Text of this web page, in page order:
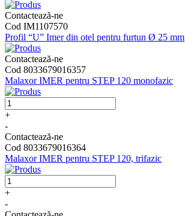
Contactează-ne
Cod IM1107570
Profil “U” Imer din otel pentru furtun Ø 25 mm
Contactează-ne
Cod 8033679016357
Malaxor IMER pentru STEP 120 monofazic
+
-
Contactează-ne
Cod 8033679016364
Malaxor IMER pentru STEP 120, trifazic
+
-